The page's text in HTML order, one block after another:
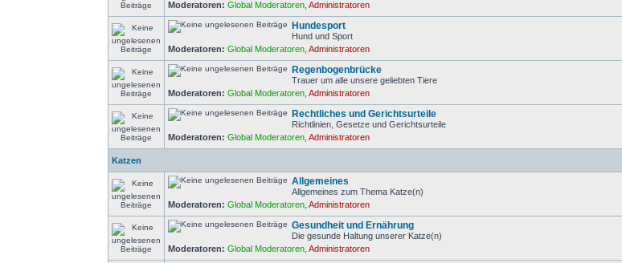
Moderatoren: Global Moderatoren ,Administratoren
Hundesport
Hund und Sport
Moderatoren: Global Moderatoren ,Administratoren
Regenbogenbrücke
Trauer um alle unsere geliebten Tiere
Moderatoren: Global Moderatoren ,Administratoren
Rechtliches und Gerichtsurteile
Richtlinien, Gesetze und Gerichtsurteile
Moderatoren: Global Moderatoren ,Administratoren
Katzen
Allgemeines
Allgemeines zum Thema Katze(n)
Moderatoren: Global Moderatoren ,Administratoren
Gesundheit und Ernährung
Die gesunde Haltung unserer Katze(n)
Moderatoren: Global Moderatoren ,Administratoren